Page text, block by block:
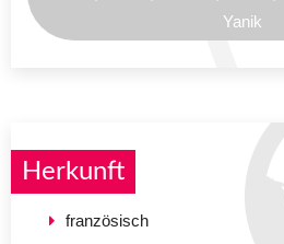
Yanik
Herkunft
französisch